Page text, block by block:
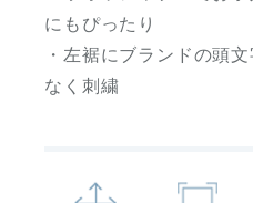
にもぴったり
・左裾にブランドの頭
なく刺繍